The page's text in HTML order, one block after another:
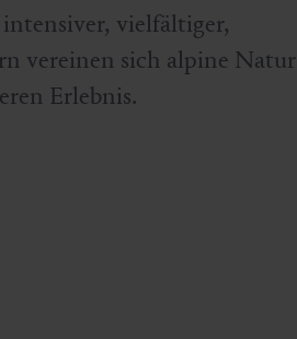
vielfältiger,
vereinen sich alpine Natur
Erlebnis.